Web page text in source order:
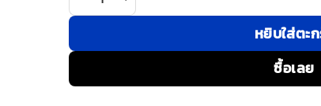
หยิบใส่ตะ
ซื้อเลย